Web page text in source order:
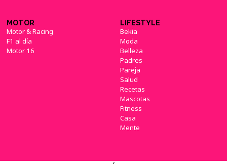
MOTOR
Motor & Racing
F1 al día
Motor 16
LIFESTYLE
Bekia
Moda
Belleza
Padres
Pareja
Salud
Recetas
Mascotas
Fitness
Casa
Mente